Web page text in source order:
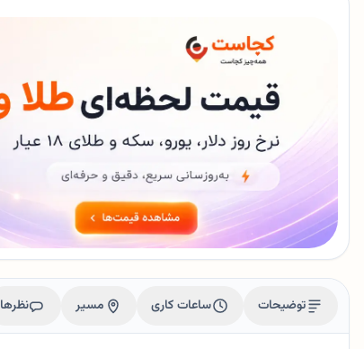
توضیحات ساعات کاری مسیر نظرها